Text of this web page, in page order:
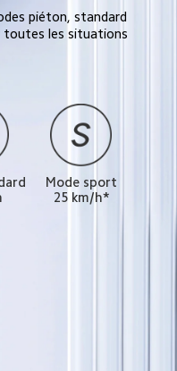
piéton, standard
les situations
Mode sport
25 km/h*